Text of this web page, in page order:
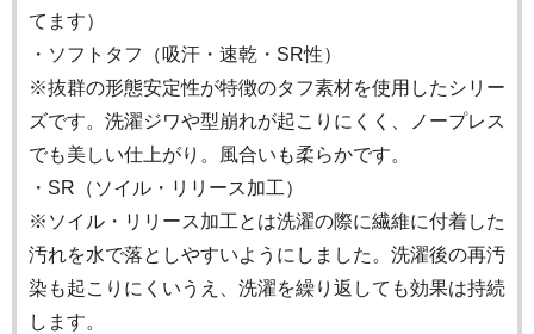
てます）
・ソフトタフ（吸汗・速乾・SR性）
※抜群の形態安定性が特徴のタフ素材を使用したシリー
ズです。洗濯ジワや型崩れが起こりにくく、ノープレス
でも美しい仕上がり。風合いも柔らかです。
・SR（ソイル・リリース加工）
※ソイル・リリース加工とは洗濯の際に繊維に付着した
汚れを水で落としやすいようにしました。洗濯後の再汚
染も起こりにくいうえ、洗濯を繰り返しても効果は持続
します。